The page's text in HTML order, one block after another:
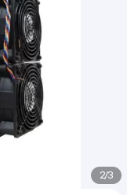
2/3